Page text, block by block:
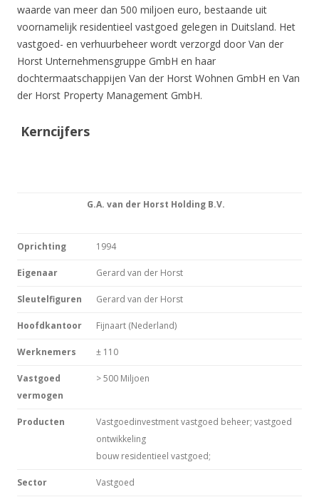
waarde van meer dan 500 miljoen euro, bestaande uit
voornamelijk residentieel vastgoed gelegen in Duitsland. Het
vastgoed- en verhuurbeheer wordt verzorgd door Van der
Horst Unternehmensgruppe GmbH en haar
dochtermaatschappijen Van der Horst Wohnen GmbH en Van
der Horst Property Management GmbH.
Kerncijfers
G.A. van der Horst Holding B.V.
Oprichting 1994
Eigenaar Gerard van der Horst
Sleutelfiguren Gerard van der Horst
Hoofdkantoor Fijnaart (Nederland)
Werknemers ± 110
Vastgoed
vermogen
> 500 Miljoen
Producten
Vastgoedinvestment vastgoed beheer; vastgoed
ontwikkeling
bouw residentieel vastgoed;
Sector Vastgoed